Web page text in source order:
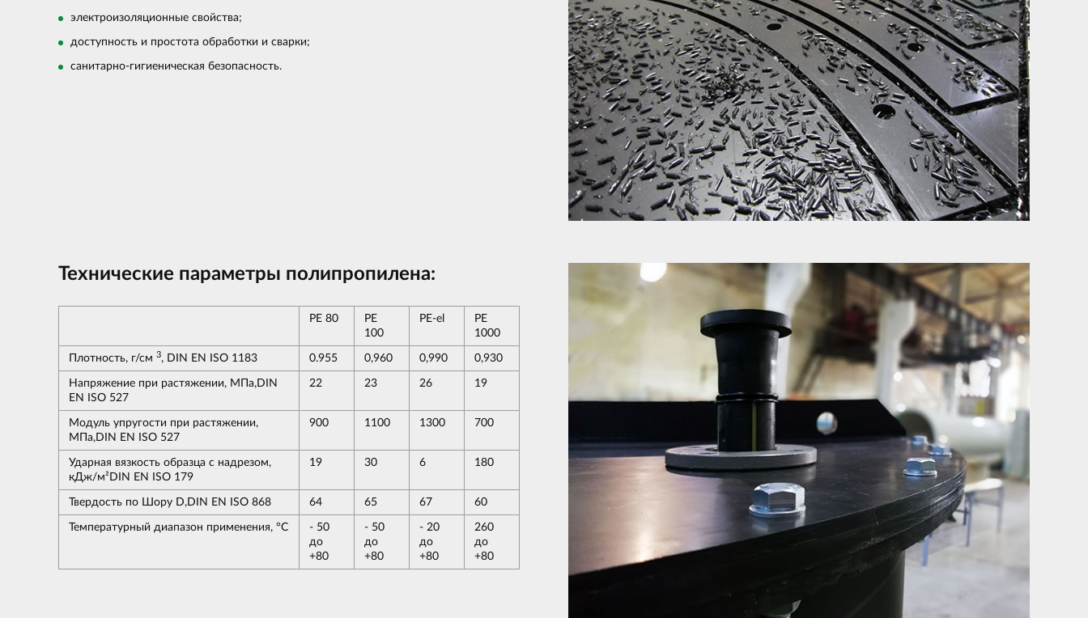
электроизоляционные свойства;
доступность и простота обработки и сварки;
санитарно-гигиеническая безопасность.
Технические параметры полипропилена:
PE 80
PE
100
PE-el
PE
1000
Плотность, г/см 3, DIN EN ISO 1183 0.955 0,960 0,990 0,930
Напряжение при растяжении, МПа,DIN
EN ISO 527
22 23 26 19
Модуль упругости при растяжении,
МПа,DIN EN ISO 527
900 1100 1300 700
Ударная вязкость образца с надрезом,
кДж/м²DIN EN ISO 179
19 30 6 180
Твердость по Шору D,DIN EN ISO 868 64 65 67 60
Температурный диапазон применения, °С
- 50
до
+80
- 50
до
+80
- 20
до
+80
260
до
+80